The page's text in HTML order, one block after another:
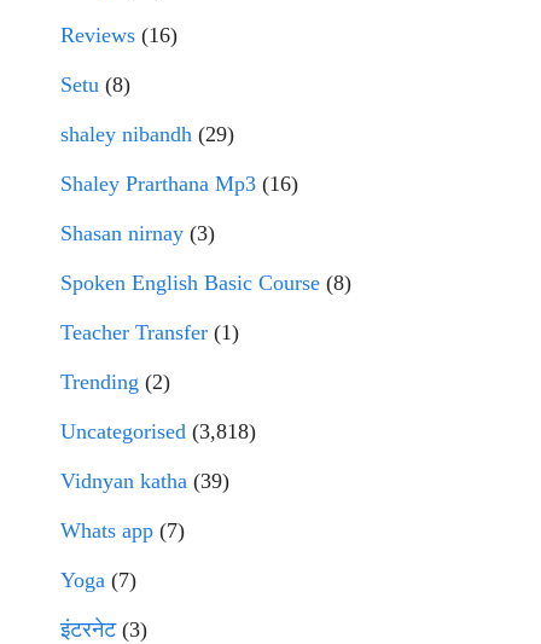
Reviews (16)
Setu (8)
shaley nibandh (29)
Shaley Prarthana Mp3 (16)
Shasan nirnay (3)
Spoken English Basic Course (8)
Teacher Transfer (1)
Trending (2)
Uncategorised (3,818)
Vidnyan katha (39)
Whats app (7)
Yoga (7)
इंटरनेट(3)